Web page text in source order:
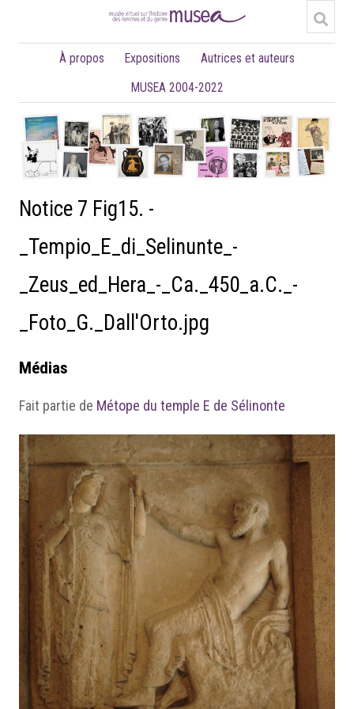
À propos Expositions
Autrices et auteurs
MUSEA 2004-2022
Notice 7 Fig15. -
_Tempio_E_di_Selinunte_-
_Zeus_ed_Hera_-_Ca._450_a.C._-
_Foto_G._Dall'Orto.jpg
Médias
Fait partie de Métope du temple E de Sélinonte